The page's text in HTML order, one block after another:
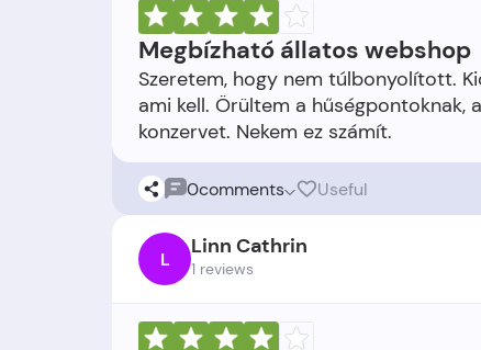
Megbízható állatos webshop
Szeretem, hogy nem túlbonyolított.
ami kell. Örültem a
0comments Useful
L Linn Cathrin
1 reviews